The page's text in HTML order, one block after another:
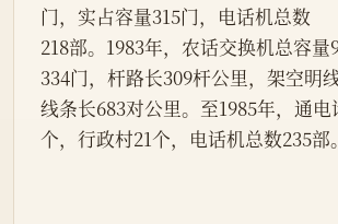
门，实占容量315门，电话机总数
218部。1983年，农话交换机总容量
334门，杆路长309杆公里，架空明
线条长683对公里。至1985年，通电
个，行政村21个，电话机总数235部。